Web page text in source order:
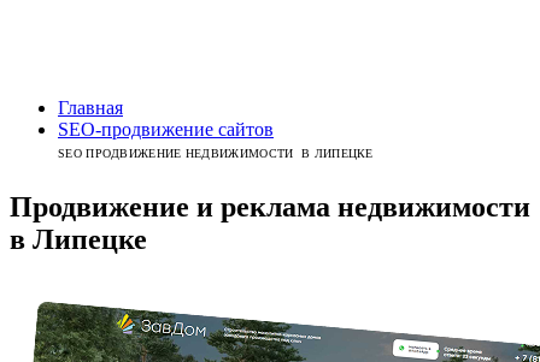
Главная
SEO-продвижение сайтов
SEO ПРОДВИЖЕНИЕ НЕДВИЖИМОСТИ В ЛИПЕЦКЕ
Продвижение и реклама недвижимости
в Липецке